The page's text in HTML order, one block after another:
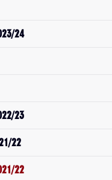
24
23
22
22